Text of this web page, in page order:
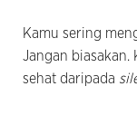
Kamu sering
Jangan
sehat daripada